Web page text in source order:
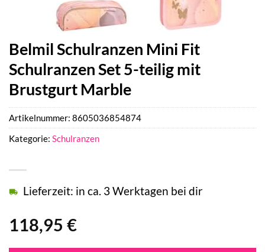
Belmil Schulranzen Mini Fit
Schulranzen Set 5-teilig mit
Brustgurt Marble
118,95 €
Lieferzeit: in ca. 3 Werktagen bei dir
Artikelnummer: 8605036854874
Kategorie: Schulranzen